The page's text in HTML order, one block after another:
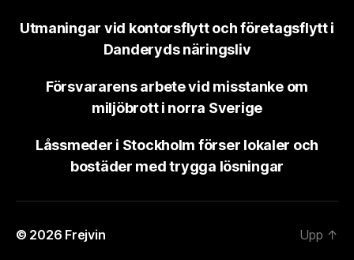
Utmaningar vid kontorsflytt och företagsflytt i
Danderyds näringsliv
Försvararens arbete vid misstanke om
miljöbrott i norra Sverige
Låssmeder i Stockholm förser lokaler och
bostäder med trygga lösningar
© 2026 Frejvin Upp ↑